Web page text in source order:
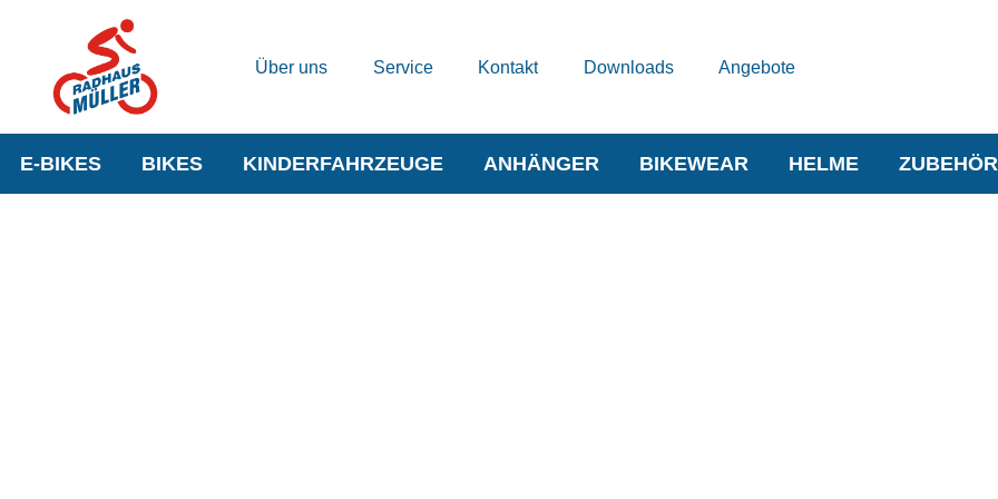
Über uns Service Kontakt Downloads Angebote
E-BIKES BIKES KINDERFAHRZEUGE ANHÄNGER BIKEWEAR HELME ZUBEHÖR